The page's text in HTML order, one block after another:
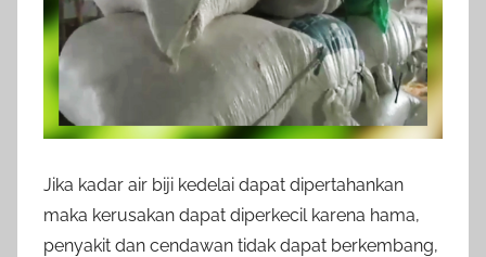
Jika kadar air biji kedelai dapat dipertahankan
maka kerusakan dapat diperkecil karena hama,
penyakit dan cendawan tidak dapat berkembang,